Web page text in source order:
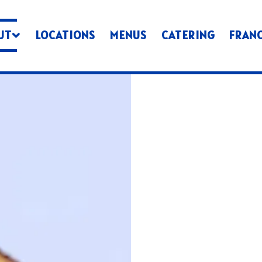
SUB-MENU
LOCATIONS MENUS CATERING